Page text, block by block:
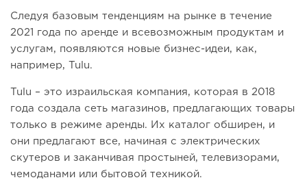
Следуя базовым тенденциям на рынке в течение
2021 года по аренде и всевозможным продуктам и
услугам, появляются новые бизнес-идеи, как,
например, Tulu.
Tulu – это израильская компания, которая в 2018
года создала сеть магазинов, предлагающих товары
только в режиме аренды. Их каталог обширен, и
они предлагают все, начиная с электрических
скутеров и заканчивая простыней, телевизорами,
чемоданами или бытовой техникой.